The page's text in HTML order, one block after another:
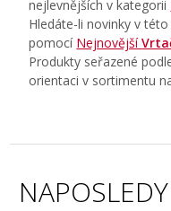
nejlevnějších v kategorii
Hledáte-li novinky v
pomocí Nejnovější
Produkty seřazené
orientaci v sortimentu